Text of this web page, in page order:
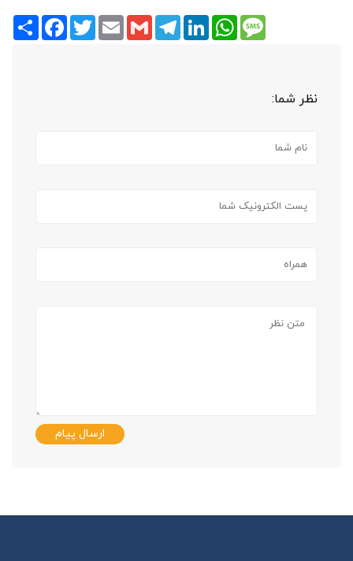
Share
FacebookTwitter Email Gmail
TelegramLinkedInWhatsAppMessage
نظر شما:
ارسال پیام